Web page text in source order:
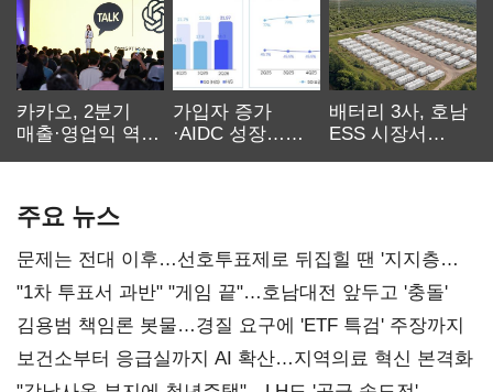
카카오, 2분기
매출·영업익 역대
가입자 증가
·AIDC 성장…
배터리 3사, 호남
ESS 시장서
주요 뉴스
문제는 전대 이후…선호투표제로 뒤집힐 땐 '지지층
불복'
"1차 투표서 과반" "게임 끝"…호남대전 앞두고 '충돌'
김용범 책임론 봇물…경질 요구에 'ETF 특검' 주장까지
보건소부터 응급실까지 AI 확산…지역의료 혁신 본격화